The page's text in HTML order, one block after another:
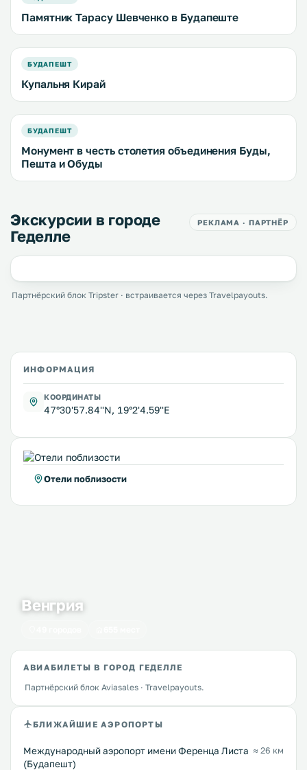
Памятник Тарасу Шевченко в Будапеште
БУДАПЕШТ
Купальня Кирай
БУДАПЕШТ
Монумент в честь столетия объединения Буды,
Пешта и Обуды
Экскурсии в городе
Геделле
РЕКЛАМА · ПАРТНЁР
Партнёрский блок Tripster · встраивается через Travelpayouts.
ИНФОРМАЦИЯ
КООРДИНАТЫ
47°30'57.84''N, 19°2'4.59''E
Отели поблизости
Венгрия
АВИАБИЛЕТЫ В ГОРОД ГЕДЕЛЛЕ
Партнёрский блок Aviasales · Travelpayouts.
БЛИЖАЙШИЕ АЭРОПОРТЫ
Международный аэропорт имени Ференца Листа
(Будапешт)
≈ 26 км